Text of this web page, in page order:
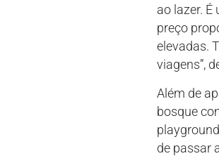
ao lazer.
preço
elevadas.
viagens”,
Além de
bosque
de passar